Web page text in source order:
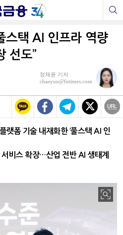
스택 AI 인프라 역량
선도”
정채윤 기자
chaeyun@fntimes.com
랫폼 기술 내재화한 ‘풀스택 AI 인
비스 확장…산업 전반 AI 생태계